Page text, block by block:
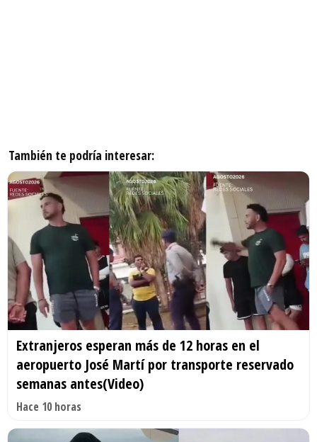
También te podría interesar:
Extranjeros esperan más de 12 horas en el
aeropuerto José Martí por transporte reservado
semanas antes(Video)
Hace 10 horas